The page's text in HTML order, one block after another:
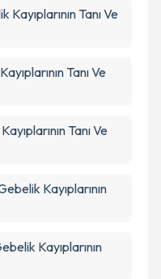
Tanı Ve
Tanı Ve
Tanı Ve
Kayıplarının
Kayıplarının